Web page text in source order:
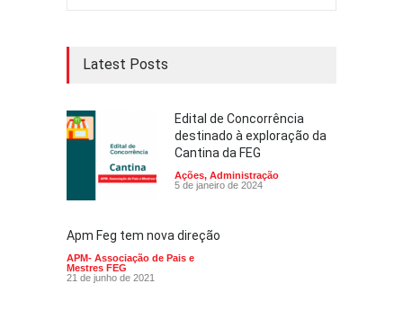
Latest Posts
Edital de Concorrência
destinado à exploração da
Cantina da FEG
Ações, Administração
5 de janeiro de 2024
Apm Feg tem nova direção
APM- Associação de Pais e
Mestres FEG
21 de junho de 2021